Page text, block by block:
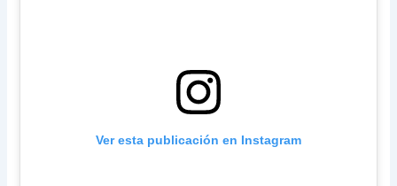
Ver esta publicación en Instagram